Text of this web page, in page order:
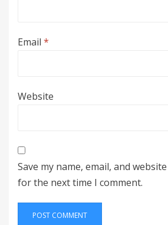
Email *
Website
Save my name, email, and
for the next time I comment.